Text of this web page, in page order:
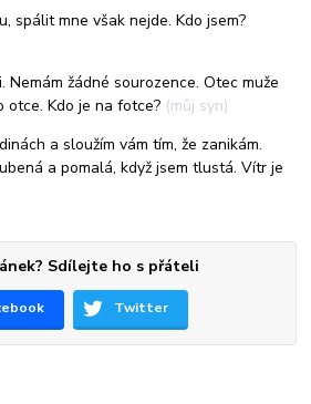
spálit mne však nejde. Kdo jsem?
Nemám žádné sourozence. Otec muže
otce. Kdo je na fotce? (můj syn)
a sloužím vám tím, že zanikám.
a pomalá, když jsem tlustá. Vítr je
Sdílejte ho s přáteli
Twitter